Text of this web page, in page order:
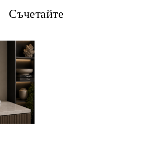
вас в рамките на работния ден.
Съчетайте